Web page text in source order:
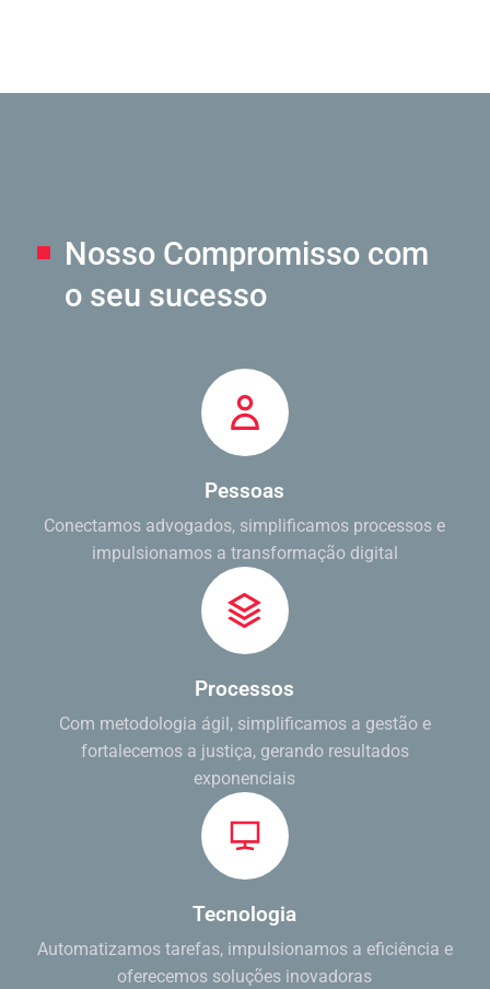
Nosso Compromisso com
o seu sucesso
Pessoas
Conectamos advogados, simplificamos processos e
impulsionamos a transformação digital
Processos
Com metodologia ágil, simplificamos a gestão e
fortalecemos a justiça, gerando resultados
exponenciais
Tecnologia
Automatizamos tarefas, impulsionamos a eficiência e
oferecemos soluções inovadoras